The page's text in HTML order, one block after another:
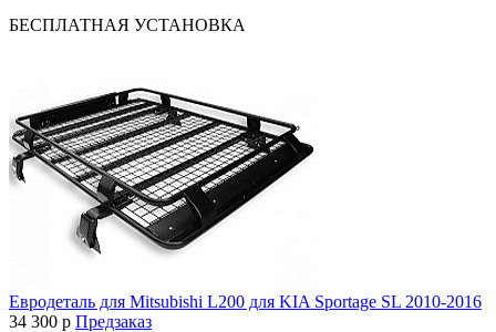
БЕСПЛАТНАЯ УСТАНОВКА
Евродеталь для Mitsubishi L200 для KIA Sportage SL 2010-2016
34 300 p Предзаказ